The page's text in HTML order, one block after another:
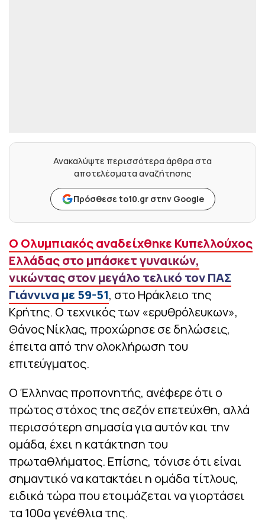
Ανακαλύψτε περισσότερα άρθρα στα
αποτελέσματα αναζήτησης
Πρόσθεσε to10.gr στην Google
Ο Ολυμπιακός αναδείχθηκε Κυπελλούχος
Ελλάδας στο μπάσκετ γυναικών,
νικώντας στον μεγάλο τελικό τον ΠΑΣ
Γιάννινα με 59-51, στο Ηράκλειο της
Κρήτης. Ο τεχνικός των «ερυθρόλευκων»,
Θάνος Νίκλας, προχώρησε σε δηλώσεις,
έπειτα από την ολοκλήρωση του
επιτεύγματος.
Ο Έλληνας προπονητής, ανέφερε ότι ο
πρώτος στόχος της σεζόν επετεύχθη, αλλά
περισσότερη σημασία για αυτόν και την
ομάδα, έχει η κατάκτηση του
πρωταθλήματος. Επίσης, τόνισε ότι είναι
σημαντικό να κατακτάει η ομάδα τίτλους,
ειδικά τώρα που ετοιμάζεται να γιορτάσει
τα 100α γενέθλια της.